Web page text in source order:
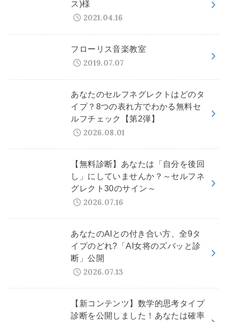
ス)様
2021.04.16
フローリス音楽教室
2019.07.07
あなたのセルフネグレクトはどのタ
イプ？8つの表れ方でわかる無料セ
ルフチェック【第2弾】
2026.08.01
【無料診断】あなたは「自分を後回
し」にしていませんか？～セルフネ
グレクト30のサイン～
2026.07.16
あなたのAIとの付き合い方、全9タ
イプのどれ?「AI女将のズバッと診
断」公開
2026.07.13
【新コンテンツ】数学的思考タイプ
診断を公開しました！あなたは確率